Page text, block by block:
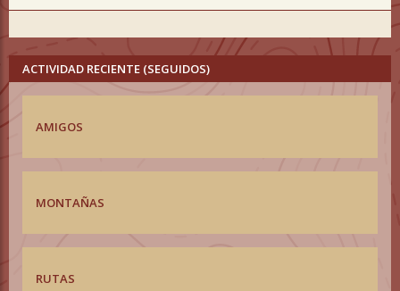
ACTIVIDAD RECIENTE (SEGUIDOS)
AMIGOS
MONTAÑAS
RUTAS